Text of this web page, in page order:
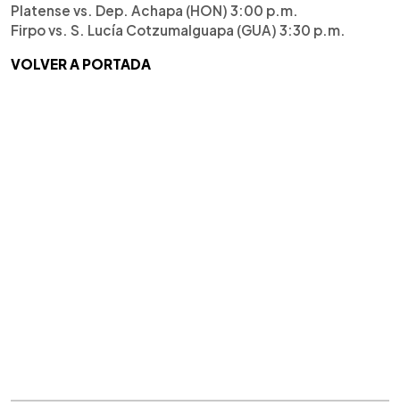
Platense vs. Dep. Achapa (HON) 3:00 p.m.
Firpo vs. S. Lucía Cotzumalguapa (GUA) 3:30 p.m.
VOLVER A PORTADA